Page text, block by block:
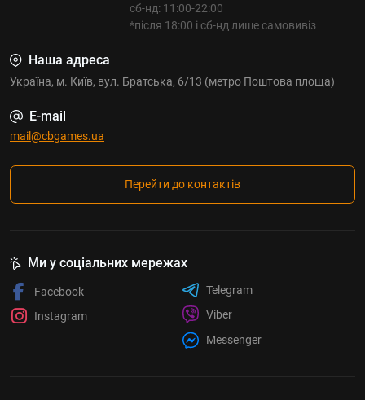
сб-нд: 11:00-22:00
*після 18:00 і сб-нд лише самовивіз
Наша адреса
Україна, м. Київ, вул. Братська, 6/13 (метро Поштова площа)
E-mail
mail@cbgames.ua
Перейти до контактів
Ми у соціальних мережах
Facebook
Instagram
Telegram
Viber
Messenger